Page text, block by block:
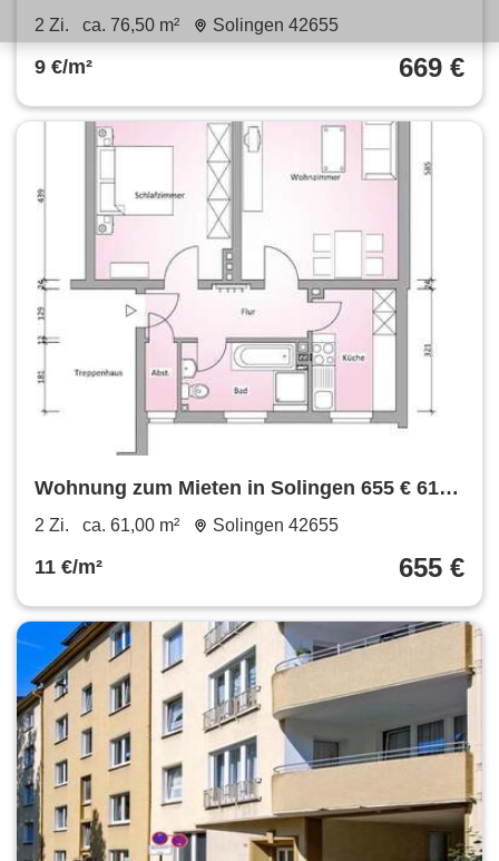
m²
2 Zi. ca. 76,50 m² Solingen 42655
9 €/m² 669 €
Wohnung zum Mieten in Solingen 655 € 61
m²
2 Zi. ca. 61,00 m² Solingen 42655
11 €/m² 655 €